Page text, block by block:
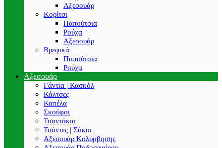
Αξεσουάρ
Κορίτσι
Παπούτσια
Ρούχα
Αξεσουάρ
Βρεφικά
Παπούτσια
Ρούχα
Αξεσουάρ
Γάντια | Κασκόλ
Κάλτσες
Καπέλα
Σκούφοι
Τσαντάκια
Τσάντες | Σάκοι
Αξεσουάρ Κολύμβησης